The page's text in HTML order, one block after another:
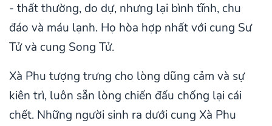
- thất thường, do dự, nhưng lại bình tĩnh, chu
đáo và máu lạnh. Họ hòa hợp nhất với cung Sư
Tử và cung Song Tử.
Xà Phu tượng trưng cho lòng dũng cảm và sự
kiên trì, luôn sẵn lòng chiến đấu chống lại cái
chết. Những người sinh ra dưới cung Xà Phu